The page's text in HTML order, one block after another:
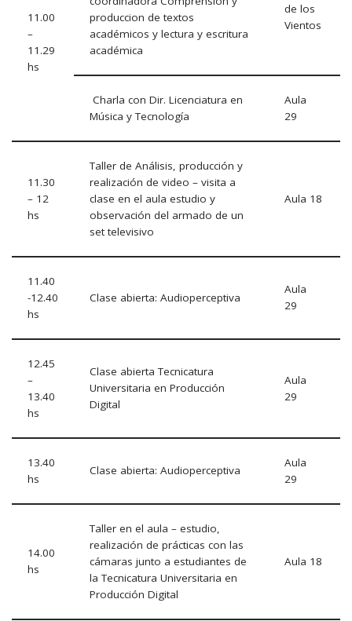
11.00
–
11.29
hs
produccion de textos
académicos y lectura y escritura
académica
de los
Vientos
Charla con Dir. Licenciatura en
Música y Tecnología
Aula
29
11.30
– 12
hs
Taller de Análisis, producción y
realización de video – visita a
clase en el aula estudio y
observación del armado de un
set televisivo
Aula 18
11.40
-12.40
hs
Clase abierta: Audioperceptiva
Aula
29
12.45
–
13.40
hs
Clase abierta Tecnicatura
Universitaria en Producción
Digital
Aula
29
13.40
hs
Clase abierta: Audioperceptiva
Aula
29
14.00
hs
Taller en el aula – estudio,
realización de prácticas con las
cámaras junto a estudiantes de
la Tecnicatura Universitaria en
Producción Digital
Aula 18